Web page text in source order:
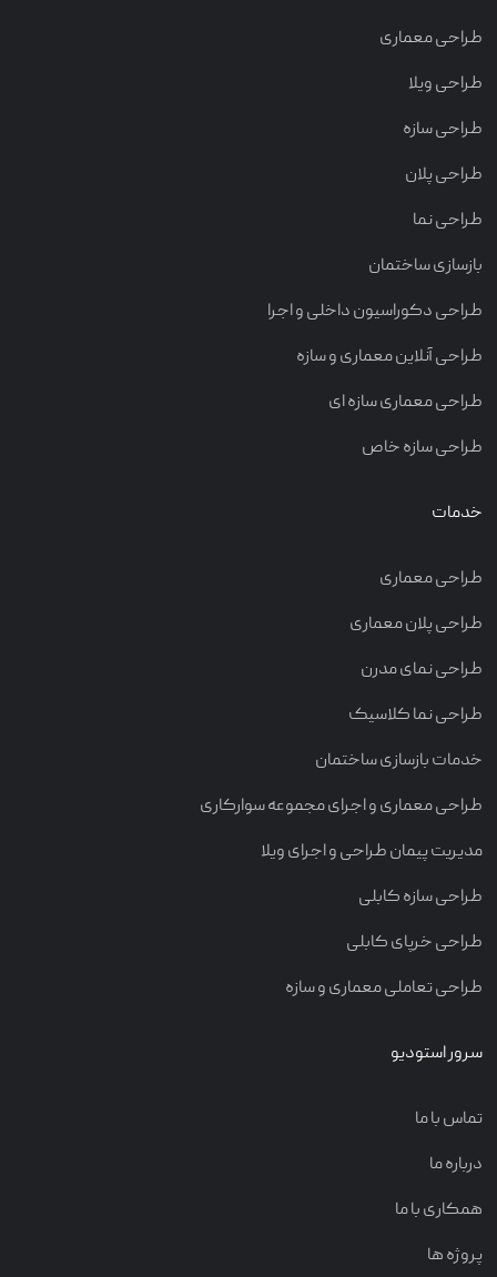
طراحی معماری
طراحی ویلا
طراحی سازه
طراحی پلان
طراحی نما
بازسازی ساختمان
طراحی دکوراسیون داخلی و اجرا
طراحی آنلاین معماری و سازه
طراحی معماری سازه ای
طراحی سازه خاص
خدمات
طراحی معماری
طراحی پلان معماری
طراحی نمای مدرن
طراحی نما کلاسیک
خدمات بازسازی ساختمان
طراحی معماری و اجرای مجموعه سوارکاری
مدیریت پیمان طراحی و اجرای ویلا
طراحی سازه کابلی
طراحی خرپای کابلی
طراحی تعاملی معماری و سازه
سرور استودیو
تماس با ما
درباره ما
همکاری با ما
پروژه ها